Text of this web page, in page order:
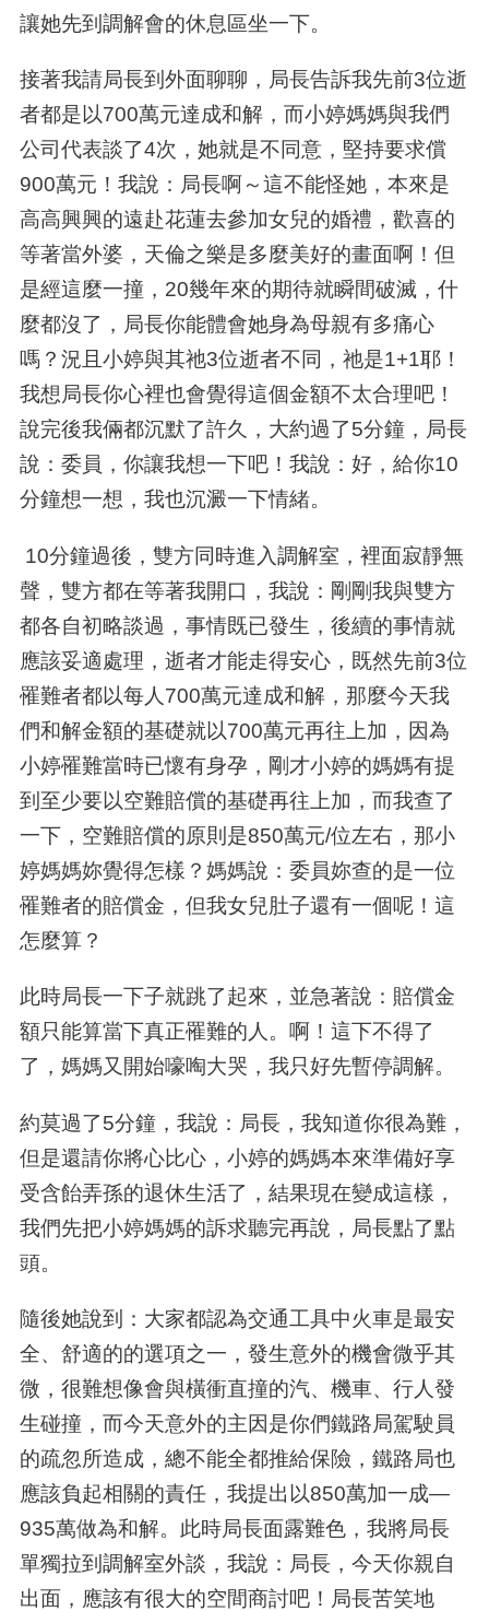
讓她先到調解會的休息區坐一下。
接著我請局長到外面聊聊，局長告訴我先前3位逝
者都是以700萬元達成和解，而小婷媽媽與我們
公司代表談了4次，她就是不同意，堅持要求償
900萬元！我說：局長啊～這不能怪她，本來是
高高興興的遠赴花蓮去參加女兒的婚禮，歡喜的
等著當外婆，天倫之樂是多麼美好的畫面啊！但
是經這麼一撞， 20幾年來的期待就瞬間破滅，什
麼都沒了，局長你能體會她身為母親有多痛心
嗎？況且小婷與其祂3位逝者不同，祂是1+1耶！
我想局長你心裡也會覺得這個金額不太合理吧！
說完後我倆都沉默了許久，大約過了5分鐘，局長
說：委員，你讓我想一下吧！我說：好，給你10
分鐘想一想，我也沉澱一下情緒。
10分鐘過後，雙方同時進入調解室，裡面寂靜無
聲，雙方都在等著我開口，我說：剛剛我與雙方
都各自初略談過，事情既已發生，後續的事情就
應該妥適處理，逝者才能走得安心，既然先前3位
罹難者都以每人 700萬元達成和解，那麼今天我
們和解金額的基礎就以700萬元再往上加，因為
小婷罹難當時已懷有身孕，剛才小婷的媽媽有提
到至少要以空難賠償的基礎再往上加，而我查了
一下，空難賠償的原則是850萬元/位左右，那小
婷媽媽妳覺得怎樣？媽媽說：委員妳查的是一位
罹難者的賠償金，但我女兒肚子還有一個呢！這
怎麼算？
此時局長一下子就跳了起來，並急著說：賠償金
額只能算當下真正罹難的人。啊！這下不得了
了，媽媽又開始嚎啕大哭，我只好先暫停調解。
約莫過了5分鐘，我說：局長，我知道你很為難，
但是還請你將心比心，小婷的媽媽本來準備好享
受含飴弄孫的退休生活了，結果現在變成這樣，
我們先把小婷媽媽的訴求聽完再說，局長點了點
頭。
隨後她說到：大家都認為交通工具中火車是最安
全、舒適的的選項之一，發生意外的機會微乎其
微，很難想像會與橫衝直撞的汽、機車、行人發
生碰撞，而今天意外的主因是你們鐵路局駕駛員
的疏忽所造成，總不能全都推給保險，鐵路局也
應該負起相關的責任，我提出以850萬加一成—
935萬做為和解。此時局長面露難色，我將局長
單獨拉到調解室外談，我說：局長，今天你親自
出面，應該有很大的空間商討吧！局長苦笑地